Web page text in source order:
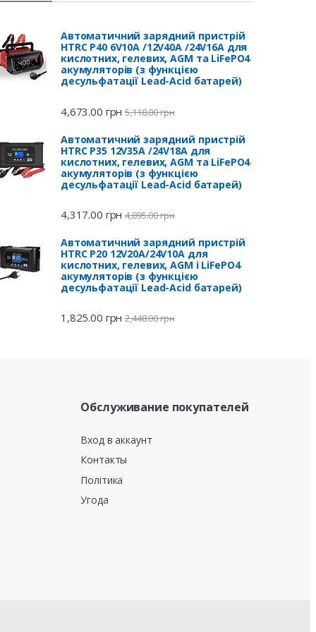
Автоматичний зарядний пристрій
HTRC P40 6V10A /12V40A /24V16A для
кислотних, гелевих, AGM та LiFePO4
акумуляторів (з функцією
десульфатації Lead-Acid батарей)
4,673.00 грн 5,118.00грн
Автоматичний зарядний пристрій
HTRC P35 12V35A /24V18A для
кислотних, гелевих, AGM та LiFePO4
акумуляторів (з функцією
десульфатації Lead-Acid батарей)
4,317.00 грн 4,895.00грн
Автоматичний зарядний пристрій
HTRC P20 12V20A/24V10A для
кислотних, гелевих, AGM і LiFePO4
акумуляторів (з функцією
десульфатації Lead-Acid батарей)
1,825.00 грн 2,448.00грн
Обслуживание покупателей
Вход в аккаунт
Контакты
Політика
Угода